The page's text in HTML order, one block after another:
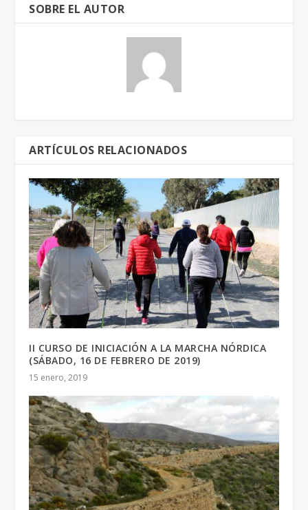
SOBRE EL AUTOR
ARTÍCULOS RELACIONADOS
II CURSO DE INICIACIÓN A LA MARCHA NÓRDICA
(SÁBADO, 16 DE FEBRERO DE 2019)
15 enero, 2019